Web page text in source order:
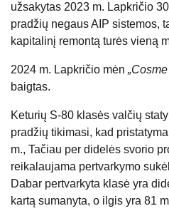
užsakytas 2023 m. Lapkričio
pradžių negaus AIP sistemos,
kapitalinį remontą turės vieną
2024 m. Lapkričio mėn
baigtas.
Keturių S-80 klasės valčių
pradžių tikimasi, kad
m., Tačiau per didelės svorio
reikalaujama pertvarkymo
Dabar pertvarkyta klasė yra
kartą sumanyta, o ilgis yra 81